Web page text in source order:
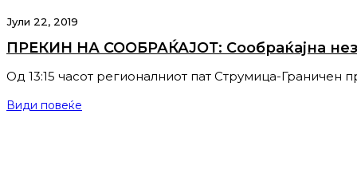
Јули 22, 2019
ПРЕКИН НА СООБРАЌАЈОТ: Сообраќајна
Од 13:15 часот регионалниот пат Струмица-
Види повеќе